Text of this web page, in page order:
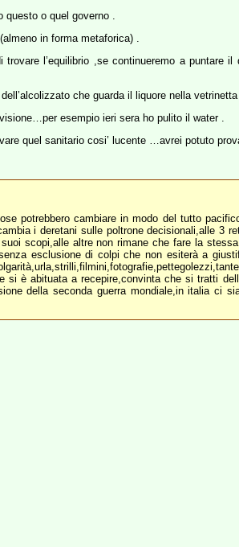
questo o quel governo .
in forma metaforica) .
l’equilibrio ,se continueremo a puntare
che guarda il liquore nella
esempio ieri sera ho pulito il water .
quel sanitario cosi’ lucente …avrei potuto
potrebbero cambiare in modo del tutto
i deretani sulle poltrone decisionali,alle 3
scopi,alle altre non rimane che fare la
esclusione di colpi che non esiterà a
è abituata a recepire,convinta che si tratti
della seconda guerra mondiale,in italia ci